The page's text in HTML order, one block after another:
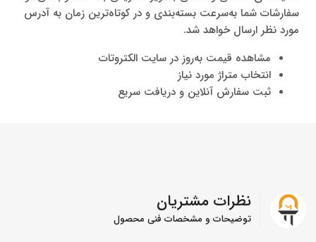
سفارشات شما به‌سرعت بسته‌بندی و در کوتاه‌ترین زمان به آدرس
مورد نظر ارسال خواهد شد.
مشاهده قیمت به‌روز در سایت الکتروتات
انتخاب متراژ مورد نیاز
ثبت سفارش آنلاین و دریافت سریع
نظرات مشتریان
توضیحات و مشخصات فنی محصول